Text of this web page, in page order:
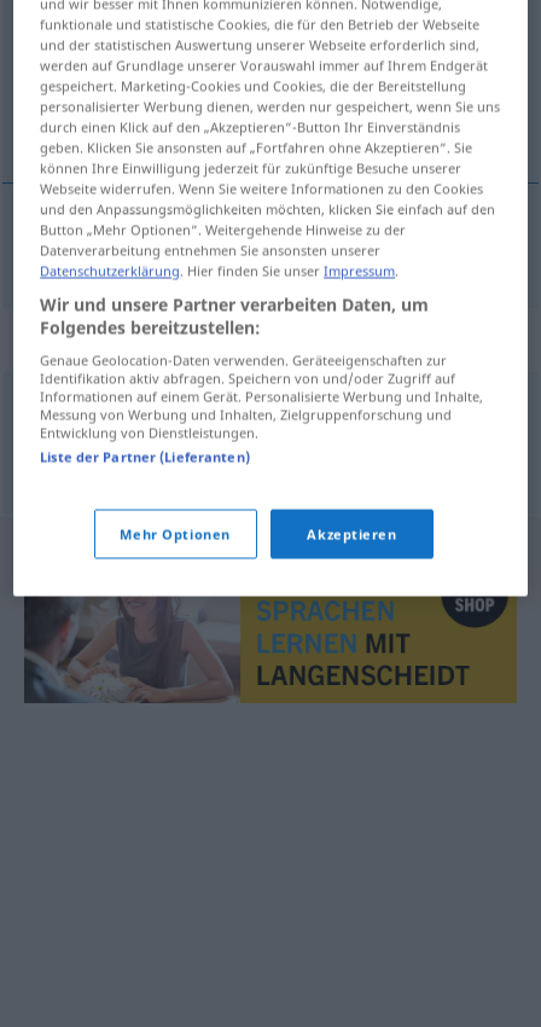
Übersicht aller Übersetzungen
(Für mehr Details die Übersetzung anklicken/antippen)
Ersatz
Ersatzm namiastka
Synonyme für "namiastka"
imitacja,surogat
funktionale und statistische Cookies, die für den Betrieb der Webseite
und der statistischen Auswertung unserer Webseite erforderlich sind,
werden auf Grundlage unserer Vorauswahl immer auf Ihrem Endgerät
gespeichert. Marketing-Cookies und Cookies, die der Bereitstellung
personalisierter Werbung dienen, werden nur gespeichert, wenn Sie uns
durch einen Klick auf den „Akzeptieren“-Button Ihr Einverständnis
geben. Klicken Sie ansonsten auf „Fortfahren ohne Akzeptieren“. Sie
können Ihre Einwilligung jederzeit für zukünftige Besuche unserer
Webseite widerrufen. Wenn Sie weitere Informationen zu den Cookies
und den Anpassungsmöglichkeiten möchten, klicken Sie einfach auf den
Button „Mehr Optionen“. Weitergehende Hinweise zu der
Datenverarbeitung entnehmen Sie ansonsten unserer
Datenschutzerklärung . Hier finden Sie unserImpressum
Wir und unsere Partner verarbeiten Daten, um
Folgendes bereitzustellen:
Genaue Geolocation-Daten verwenden. Geräteeigenschaften zur
Identifikation aktiv abfragen. Speichern von und/oder Zugriff auf
Informationen auf einem Gerät. Personalisierte Werbung und Inhalte,
Messung von Werbung und Inhalten, Zielgruppenforschung und
Entwicklung von Dienstleistungen.
Liste der Partner (Lieferanten)
Mehr Optionen Akzeptieren